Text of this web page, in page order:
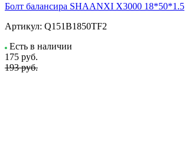
Болт балансира SHAANXI Х3000 18*50*1.5
Артикул: Q151B1850TF2
Есть в наличии
175 руб.
193 руб.